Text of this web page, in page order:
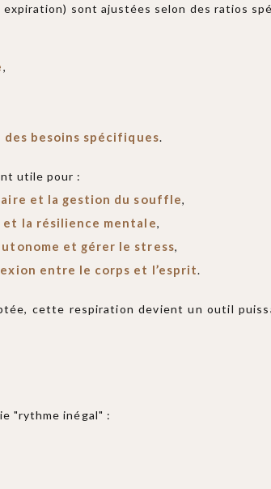
sont ajustées selon des ratios
,
des besoins spécifiques.
utile pour :
et la gestion du souffle,
la résilience mentale,
et gérer le stress,
entre le corps et l’esprit.
cette respiration devient un outil
"rythme inégal" :